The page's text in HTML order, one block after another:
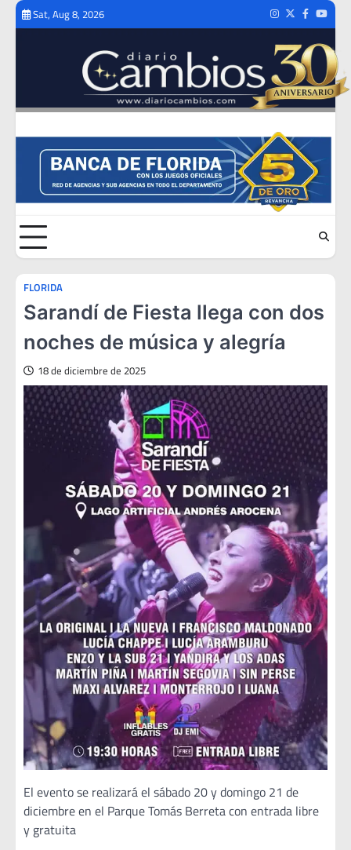
Skip
Sat, Aug 8, 2026 Instagram
TwitterFacebook
FLORIDA
Sarandí de Fiesta llega con dos
noches de música y alegría
18 de diciembre de 2025
El evento se realizará el sábado 20 y domingo 21 de
diciembre en el Parque Tomás Berreta con entrada libre
y gratuita